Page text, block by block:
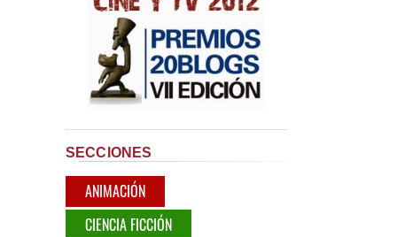
SECCIONES
ANIMACIÓN
CIENCIA FICCIÓN